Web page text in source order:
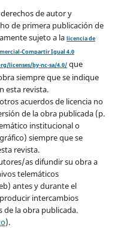
de autor y
de primera publicación de
sujeto a la licencia de
Compartir Igual 4.0
licenses/by-nc-sa/4.0/que
siempre que se indique
esta revista.
acuerdos de licencia no
de la obra publicada (p.
institucional o
siempre que se
revista.
as difundir su obra a
telemáticos
antes y durante el
intercambios
de la obra publicada.
).